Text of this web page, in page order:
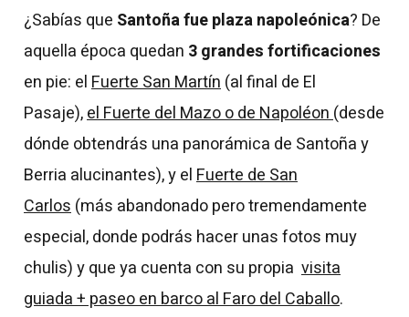
¿Sabías que Santoña fue plaza napoleónica? De
aquella época quedan 3 grandes fortificaciones
en pie: elFuerte San Martín(al final de El
Pasaje),el Fuerte del Mazo o de Napoléon(desde
dónde obtendrás una panorámica de Santoña y
Berria alucinantes), y elFuerte de San
Carlos(más abandonado pero tremendamente
especial, donde podrás hacer unas fotos muy
chulis) y que ya cuenta con su propia visita
guiada + paseo en barco al Faro del Caballo.